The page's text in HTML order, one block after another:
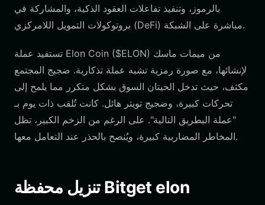
بالرموز، وتنفيذ تفاعلات العقود الذكية، والمشاركة في
بروتوكولات التمويل اللامركزي (DeFi) مباشرة على الشبكة.
تستفيد عملة Elon Coin ($ELON) من ميمات ماسك
لإنشائها، مع صورة رمزية تشبه عملة تذكارية. ضجيج المجتمع
مكثف، حيث تدخل الحيتان السوق بشكل متكرر مما يلمح إلى
تحركات كبيرة، وضجيج تويتر هائل. كانت تُلقب ذات يوم بـ
"عملة البطريق التالية". على الرغم من الزخم الكبير، تظل
المخاطر المضاربية كبيرة، ويُنصح بالحذر عند التعامل معها.
تنزيل محفظة Bitget elon